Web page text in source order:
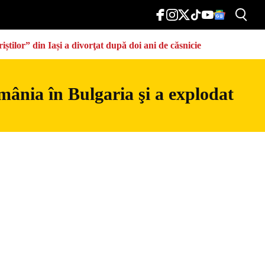
din Iași a divorţat după doi ani de căsnicie
în Bulgaria şi a explodat